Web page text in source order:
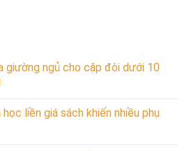
giường ngủ cho cặp đôi dưới 10
liền giá sách khiến nhiều phụ